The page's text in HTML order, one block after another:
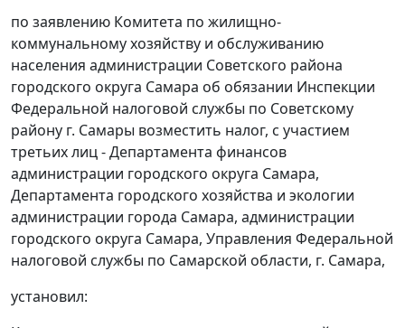
по заявлению Комитета по жилищно-
коммунальному хозяйству и обслуживанию
населения администрации Советского района
городского округа Самара об обязании Инспекции
Федеральной налоговой службы по Советскому
району г. Самары возместить налог, с участием
третьих лиц - Департамента финансов
администрации городского округа Самара,
Департамента городского хозяйства и экологии
администрации города Самара, администрации
городского округа Самара, Управления Федеральной
налоговой службы по Самарской области, г. Самара,
установил: